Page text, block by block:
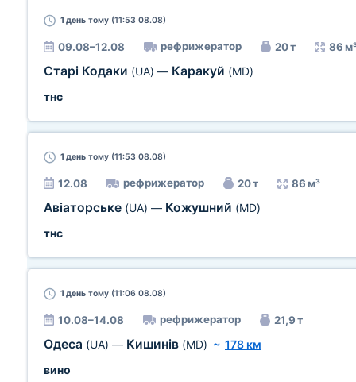
1 день тому (11:53 08.08)
09.08–12.08 рефрижератор 20 т 86
Старі Кодаки (UA) — Каракуй (MD)
тнс
1 день тому (11:53 08.08)
12.08 рефрижератор 20 т 86 м³
Авіаторське (UA) — Кожушний (MD)
тнс
1 день тому (11:06 08.08)
10.08–14.08 рефрижератор 21,9 т
Одеса (UA) — Кишинів (MD) ~ 178 км
вино